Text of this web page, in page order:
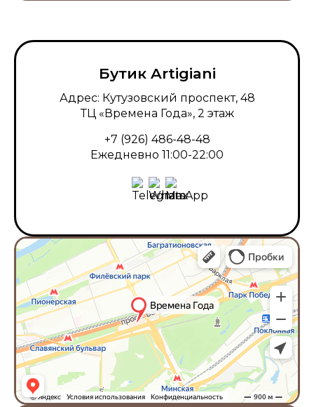
Бутик Artigiani
Адрес: Кутузовский проспект, 48
ТЦ «Времена Года», 2 этаж
+7 (926) 486-48-48
Ежедневно 11:00-22:00